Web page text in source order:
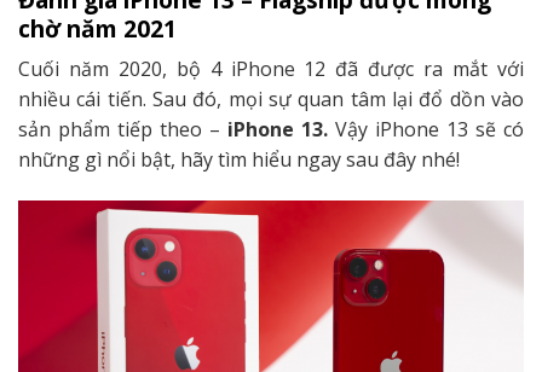
chờ năm 2021
Cuối năm 2020, bộ 4 iPhone 12 đã được ra mắt với
nhiều cái tiến. Sau đó, mọi sự quan tâm lại đổ dồn vào
sản phẩm tiếp theo – iPhone 13. Vậy iPhone 13 sẽ có
những gì nổi bật, hãy tìm hiểu ngay sau đây nhé!